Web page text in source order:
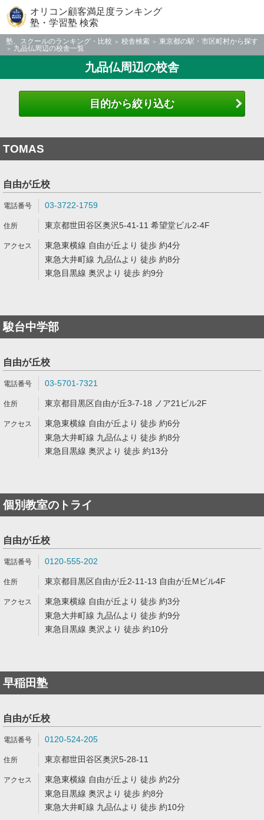
オリコン顧客満足度ランキング
塾・学習塾 検索
塾、スクールのランキング・比較 校舎検索
東京都の駅・市区町村から探す
九品仏周辺の校舎一覧
九品仏周辺の校舎
目的から絞り込む
TOMAS
自由が丘校
03-3722-1759
東京都世田谷区奥沢5-41-11 希望堂ビル2-4F
東急東横線 自由が丘より 徒歩 約4分
東急大井町線 九品仏より 徒歩 約8分
東急目黒線 奥沢より 徒歩 約9分
駿台中学部
自由が丘校
03-5701-7321
東京都目黒区自由が丘3-7-18 ノア21ビル2F
東急東横線 自由が丘より 徒歩 約6分
東急大井町線 九品仏より 徒歩 約8分
東急目黒線 奥沢より 徒歩 約13分
個別教室のトライ
自由が丘校
0120-555-202
東京都目黒区自由が丘2-11-13 自由が丘Mビル4F
東急東横線 自由が丘より 徒歩 約3分
東急大井町線 九品仏より 徒歩 約9分
東急目黒線 奥沢より 徒歩 約10分
早稲田塾
自由が丘校
0120-524-205
東京都世田谷区奥沢5-28-11
東急東横線 自由が丘より 徒歩 約2分
東急目黒線 奥沢より 徒歩 約8分
東急大井町線 九品仏より 徒歩 約10分